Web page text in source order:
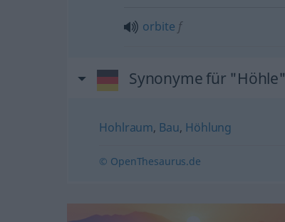
orbite f
Synonyme für "Höhle"
Hohlraum, Bau, Höhlung
© OpenThesaurus.de